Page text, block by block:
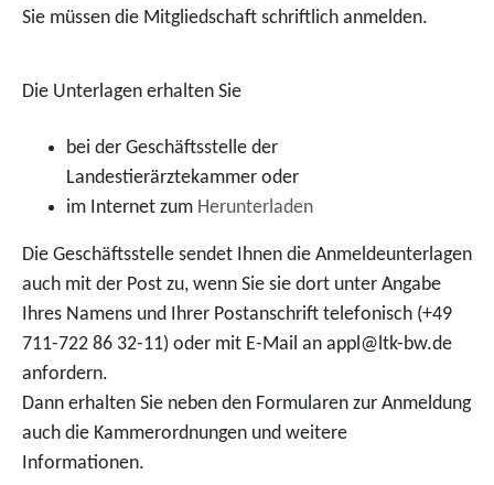
Sie müssen die Mitgliedschaft schriftlich anmelden.
Die Unterlagen erhalten Sie
bei der Geschäftsstelle der
Landestierärztekammer oder
im Internet zum Herunterladen
Die Geschäftsstelle sendet Ihnen die Anmeldeunterlagen
auch mit der Post zu, wenn Sie sie dort unter Angabe
Ihres Namens und Ihrer Postanschrift telefonisch (+49
711-722 86 32-11) oder mit E-Mail an appl@ltk-bw.de
anfordern.
Dann erhalten Sie neben den Formularen zur Anmeldung
auch die Kammerordnungen und weitere
Informationen.